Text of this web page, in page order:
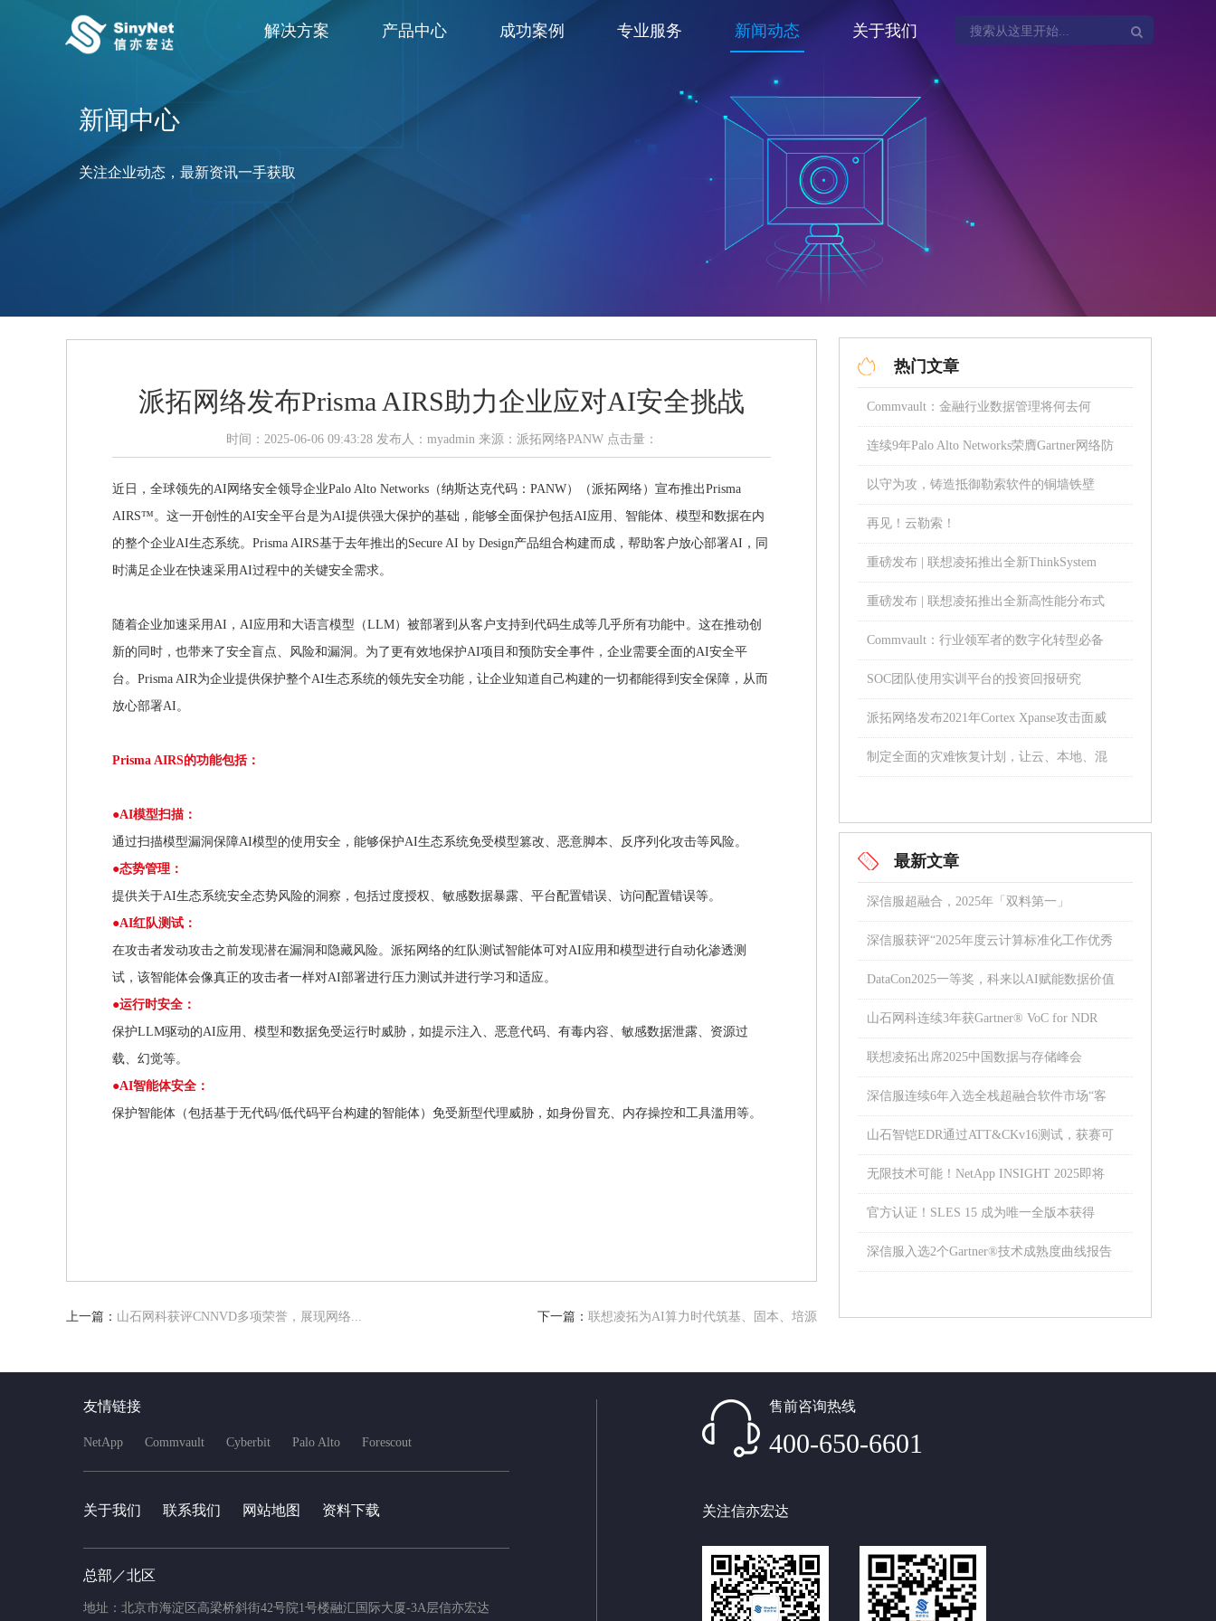
解决方案 产品中心 成功案例 专业服务 新闻动态 关于我们
新闻中心
关注企业动态，最新资讯一手获取
派拓网络发布Prisma AIRS助力企业应对AI安全挑战
时间：2025-06-06 09:43:28 发布人：myadmin 来源：派拓网络PANW 点击量：
近日，全球领先的AI网络安全领导企业Palo Alto Networks（纳斯达克代码：PANW）（派拓网络）宣布推出Prisma
AIRS™。这一开创性的AI安全平台是为AI提供强大保护的基础，能够全面保护包括AI应用、智能体、模型和数据在内
的整个企业AI生态系统。Prisma AIRS基于去年推出的Secure AI by Design产品组合构建而成，帮助客户放心部署AI，同
时满足企业在快速采用AI过程中的关键安全需求。
随着企业加速采用AI，AI应用和大语言模型（LLM）被部署到从客户支持到代码生成等几乎所有功能中。这在推动创
新的同时，也带来了安全盲点、风险和漏洞。为了更有效地保护AI项目和预防安全事件，企业需要全面的AI安全平
台。Prisma AIR为企业提供保护整个AI生态系统的领先安全功能，让企业知道自己构建的一切都能得到安全保障，从而
放心部署AI。
Prisma AIRS的功能包括：
●AI模型扫描：
通过扫描模型漏洞保障AI模型的使用安全，能够保护AI生态系统免受模型篡改、恶意脚本、反序列化攻击等风险。
●态势管理：
提供关于AI生态系统安全态势风险的洞察，包括过度授权、敏感数据暴露、平台配置错误、访问配置错误等。
●AI红队测试：
在攻击者发动攻击之前发现潜在漏洞和隐藏风险。派拓网络的红队测试智能体可对AI应用和模型进行自动化渗透测
试，该智能体会像真正的攻击者一样对AI部署进行压力测试并进行学习和适应。
●运行时安全：
保护LLM驱动的AI应用、模型和数据免受运行时威胁，如提示注入、恶意代码、有毒内容、敏感数据泄露、资源过
载、幻觉等。
●AI智能体安全：
保护智能体（包括基于无代码/低代码平台构建的智能体）免受新型代理威胁，如身份冒充、内存操控和工具滥用等。
上一篇： 山石网科获评CNNVD多项荣誉，展现网络... 下一篇： 联想凌拓为AI算力时代筑基、固本、培源
热门文章
Commvault：金融行业数据管理将何去何
从？
连续9年Palo Alto Networks荣膺Gartner网络防
火墙魔力象限领导者
以守为攻，铸造抵御勒索软件的铜墙铁壁
再见！云勒索！
重磅发布 | 联想凌拓推出全新ThinkSystem
DM5100F全闪存阵列
重磅发布 | 联想凌拓推出全新高性能分布式
NAS存储系统
Commvault：行业领军者的数字化转型必备
宝典
SOC团队使用实训平台的投资回报研究
派拓网络发布2021年Cortex Xpanse攻击面威
胁报告
制定全面的灾难恢复计划，让云、本地、混
最新文章
深信服超融合，2025年「双料第一」
深信服获评“2025年度云计算标准化工作优秀
成员单位”
DataCon2025一等奖，科来以AI赋能数据价值
山石网科连续3年获Gartner® VoC for NDR
“强劲表现者”称号
联想凌拓出席2025中国数据与存储峰会
深信服连续6年入选全栈超融合软件市场“客
户之声”
山石智铠EDR通过ATT&CKv16测试，获赛可
达东方之星认证
无限技术可能！NetApp INSIGHT 2025即将
璀璨启幕
官方认证！SLES 15 成为唯一全版本获得
SAP 认证的操作系统
深信服入选2个Gartner®技术成熟度曲线报告
友情链接
NetApp Commvault Cyberbit Palo Alto Forescout
关于我们 联系我们 网站地图 资料下载
总部／北区
地址：北京市海淀区高梁桥斜街42号院1号楼融汇国际大厦-3A层信亦宏达
售前咨询热线
400-650-6601
关注信亦宏达